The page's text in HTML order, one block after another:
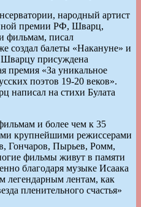
народный артист
премии РФ, Шварц,
фильмам, писал
создал балеты «Накануне» и
Шварцу присуждена
премия «За уникальное
поэтов 19-20 веков».
написал на стихи Булата
и более чем к 35
крупнейшими режиссерами
Гончаров, Пырьев, Ромм,
фильмы живут в памяти
благодаря музыке Исаака
легендарным лентам, как
пленительного счастья»